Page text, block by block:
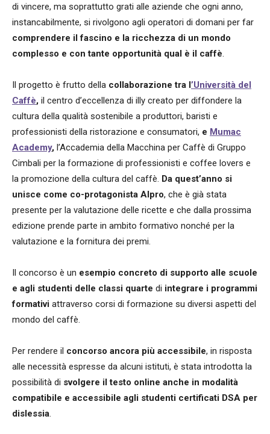
di vincere, ma soprattutto grati alle aziende che ogni anno,
instancabilmente, si rivolgono agli operatori di domani per far
comprendere il fascino e la ricchezza di un mondo
complesso e con tante opportunità qual è il caffè.
Il progetto è frutto della collaborazione tra l’Università del
Caffè, il centro d’eccellenza di illy creato per diffondere la
cultura della qualità sostenibile a produttori, baristi e
professionisti della ristorazione e consumatori, e Mumac
Academy, l’Accademia della Macchina per Caffè di Gruppo
Cimbali per la formazione di professionisti e coffee lovers e
la promozione della cultura del caffè. Da quest’anno si
unisce come co-protagonista Alpro, che è già stata
presente per la valutazione delle ricette e che dalla prossima
edizione prende parte in ambito formativo nonché per la
valutazione e la fornitura dei premi.
Il concorso è un esempio concreto di supporto alle scuole
e agli studenti delle classi quarte di integrare i programmi
formativi attraverso corsi di formazione su diversi aspetti del
mondo del caffè.
Per rendere il concorso ancora più accessibile, in risposta
alle necessità espresse da alcuni istituti, è stata introdotta la
possibilità di svolgere il testo online anche in modalità
compatibile e accessibile agli studenti certificati DSA per
dislessia.